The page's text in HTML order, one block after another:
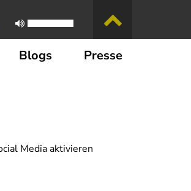
Blogs Presse
Mediaaktivieren